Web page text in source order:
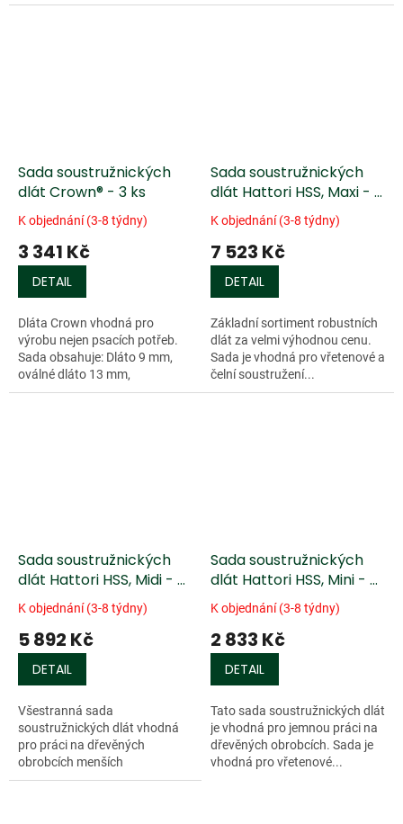
Sada soustružnických
dlát Crown® - 3 ks
K objednání (3-8 týdny)
3 341 Kč
DETAIL
Dláta Crown vhodná pro
výrobu nejen psacích potřeb.
Sada obsahuje: Dláto 9 mm,
oválné dláto 13 mm,
upichovací...
Sada soustružnických
dlát Hattori HSS, Maxi - 6
ks
K objednání (3-8 týdny)
7 523 Kč
DETAIL
Základní sortiment robustních
dlát za velmi výhodnou cenu.
Sada je vhodná pro vřetenové a
čelní soustružení...
Sada soustružnických
dlát Hattori HSS, Midi - 8
ks
K objednání (3-8 týdny)
5 892 Kč
DETAIL
Všestranná sada
soustružnických dlát vhodná
pro práci na dřevěných
obrobcích menších
rozměrů. Sada je...
Sada soustružnických
dlát Hattori HSS, Mini - 5
ks
K objednání (3-8 týdny)
2 833 Kč
DETAIL
Tato sada soustružnických dlát
je vhodná pro jemnou práci na
dřevěných obrobcích. Sada je
vhodná pro vřetenové...